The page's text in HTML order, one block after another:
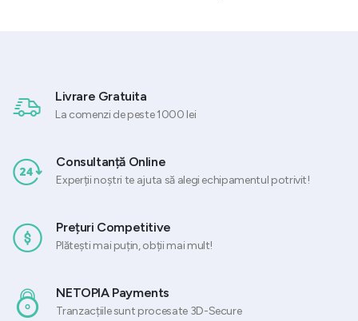
Livrare Gratuita
La comenzi de peste 1000 lei
Consultanță Online
Experții noștri te ajuta să alegi echipamentul potrivit!
Prețuri Competitive
Plătești mai puțin, obții mai mult!
NETOPIA Payments
Tranzacțiile sunt procesate 3D-Secure